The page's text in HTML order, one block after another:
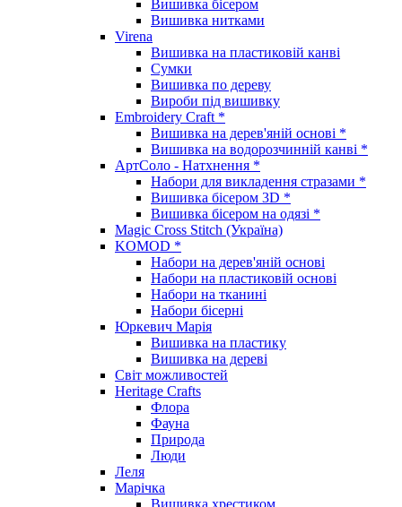
Вишивка бісером
Вишивка нитками
Virena
Вишивка на пластиковій канві
Сумки
Вишивка по дереву
Вироби під вишивку
Embroidery Craft *
Вишивка на дерев'яній основі *
Вишивка на водорозчинній канві *
АртСоло - Натхнення *
Набори для викладення стразами *
Вишивка бісером 3D *
Вишивка бісером на одязі *
Magic Cross Stitch (Україна)
KOMOD *
Набори на дерев'яній основі
Набори на пластиковій основі
Набори на тканині
Набори бісерні
Юркевич Марія
Вишивка на пластику
Вишивка на дереві
Світ можливостей
Heritage Crafts
Флора
Фауна
Природа
Люди
Леля
Марічка
Вишивка хрестиком